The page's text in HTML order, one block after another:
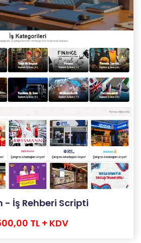
- İş Rehberi Scripti
TL + KDV